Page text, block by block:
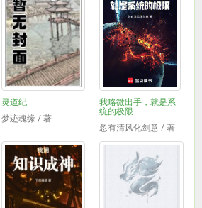
灵道纪
梦迹魂缘 / 著
我略微出手，就是系
统的极限
忽有清风化剑意 / 著